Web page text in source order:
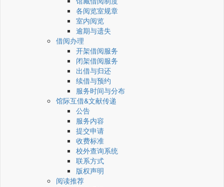
各阅览室规章
室内阅览
逾期与遗失
借阅办理
开架借阅服务
闭架借阅服务
出借与归还
续借与预约
服务时间与分布
馆际互借&文献传递
公告
服务内容
提交申请
收费标准
校外查询系统
联系方式
版权声明
阅读推荐